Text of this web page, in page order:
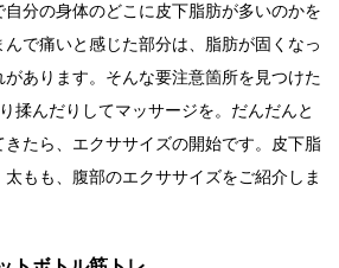
自分の身体のどこに皮下脂肪が多いのかを
で痛いと感じた部分は、脂肪が固くなっ
あります。そんな要注意箇所を見つけた
揉んだりしてマッサージを。だんだんと
たら、エクササイズの開始です。皮下脂
もも、腹部のエクササイズをご紹介しま